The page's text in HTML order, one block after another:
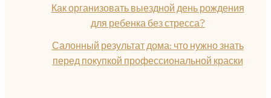
Как организовать выездной день рождения
для ребенка без стресса?
Салонный результат дома: что нужно знать
перед покупкой профессиональной краски